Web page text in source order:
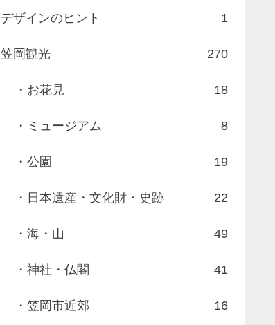
デザインのヒント 1
笠岡観光 270
・お花見 18
・ミュージアム 8
・公園 19
・日本遺産・文化財・史跡 22
・海・山 49
・神社・仏閣 41
・笠岡市近郊 16